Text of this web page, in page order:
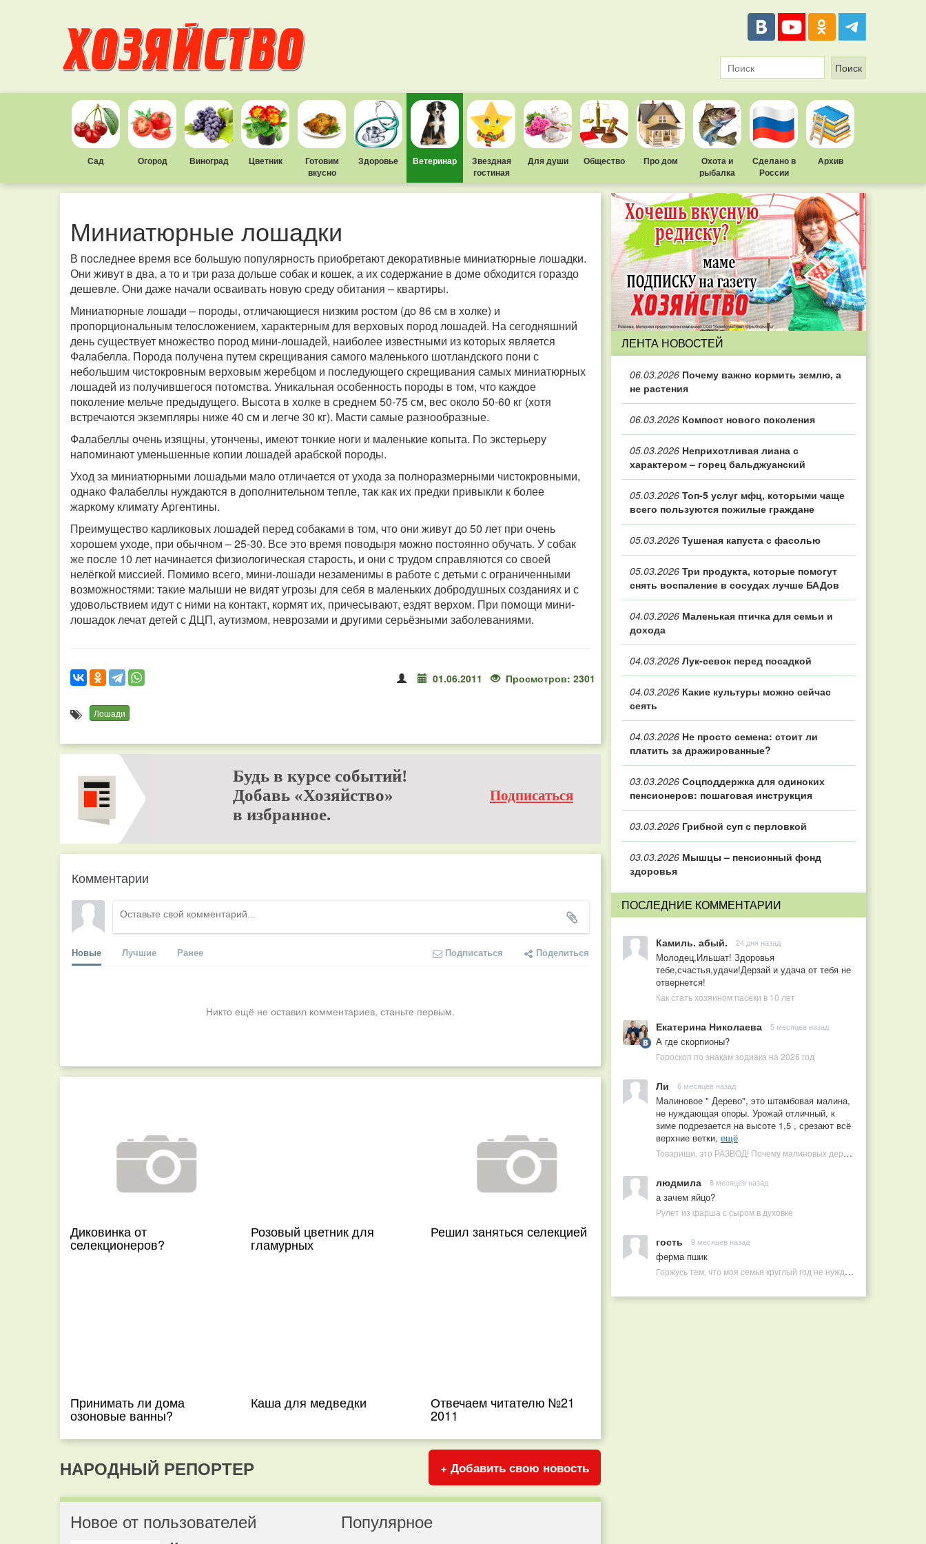
Сад Огород Виноград Цветник
Готовим
вкусно
Здоровье Ветеринар
Звездная
гостиная
Для души Общество Про дом
Охота и
рыбалка
Сделано в
России
Архив
Миниатюрные лошадки
В последнее время все большую популярность приобретают декоративные миниатюрные лошадки.
Они живут в два, а то и три раза дольше собак и кошек, а их содержание в доме обходится гораздо
дешевле. Они даже начали осваивать новую среду обитания – квартиры.
Миниатюрные лошади – породы, отличающиеся низким ростом (до 86 см в холке) и
пропорциональным телосложением, характерным для верховых пород лошадей. На сегодняшний
день существует множество пород мини-лошадей, наиболее известными из которых является
Фалабелла. Порода получена путем скрещивания самого маленького шотландского пони с
небольшим чистокровным верховым жеребцом и последующего скрещивания самых миниатюрных
лошадей из получившегося потомства. Уникальная особенность породы в том, что каждое
поколение мельче предыдущего. Высота в холке в среднем 50-75 см, вес около 50-60 кг (хотя
встречаются экземпляры ниже 40 см и легче 30 кг). Масти самые разнообразные.
Фалабеллы очень изящны, утончены, имеют тонкие ноги и маленькие копыта. По экстерьеру
напоминают уменьшенные копии лошадей арабской породы.
Уход за миниатюрными лошадьми мало отличается от ухода за полноразмерными чистокровными,
однако Фалабеллы нуждаются в дополнительном тепле, так как их предки привыкли к более
жаркому климату Аргентины.
Преимущество карликовых лошадей перед собаками в том, что они живут до 50 лет при очень
хорошем уходе, при обычном – 25-30. Все это время поводыря можно постоянно обучать. У собак
же после 10 лет начинается физиологическая старость, и они с трудом справляются со своей
нелёгкой миссией. Помимо всего, мини-лошади незаменимы в работе с детьми с ограниченными
возможностями: такие малыши не видят угрозы для себя в маленьких добродушных созданиях и с
удовольствием идут с ними на контакт, кормят их, причесывают, ездят верхом. При помощи мини-
лошадок лечат детей с ДЦП, аутизмом, неврозами и другими серьёзными заболеваниями.
01.06.2011 Просмотров: 2301
Лошади
Будь в курсе событий!
Добавь «Хозяйство»
в избранное.
Подписаться
Комментарии
Новые Лучшие Ранее Подписаться Поделиться
Никто ещё не оставил комментариев, станьте первым.
Диковинка от
селекционеров?
Розовый цветник для
гламурных
Решил заняться селекцией
Принимать ли дома
озоновые ванны?
Каша для медведки Отвечаем читателю №21
2011
НАРОДНЫЙ РЕПОРТЕР + Добавить свою новость
Новое от пользователей Популярное
ЛЕНТА НОВОСТЕЙ
06.03.2026 Почему важно кормить землю, а
не растения
06.03.2026 Компост нового поколения
05.03.2026 Неприхотливая лиана с
характером – горец бальджуанский
05.03.2026 Топ‑5 услуг мфц, которыми чаще
всего пользуются пожилые граждане
05.03.2026 Тушеная капуста с фасолью
05.03.2026 Три продукта, которые помогут
снять воспаление в сосудах лучше БАДов
04.03.2026 Маленькая птичка для семьи и
дохода
04.03.2026 Лук-севок перед посадкой
04.03.2026 Какие культуры можно сейчас
сеять
04.03.2026 Не просто семена: стоит ли
платить за дражированные?
03.03.2026 Соцподдержка для одиноких
пенсионеров: пошаговая инструкция
03.03.2026 Грибной суп с перловкой
03.03.2026 Мышцы – пенсионный фонд
здоровья
ПОСЛЕДНИЕ КОММЕНТАРИИ
Камиль. абый. 24 дня назад
Молодец,Ильшат! Здоровья
тебе,счастья,удачи!Дерзай и удача от тебя не
отвернется!
Как стать хозяином пасеки в 10 лет
Екатерина Николаева 5 месяцев назад
А где скорпионы?
Гороскоп по знакам зодиака на 2026 год
Ли 6 месяцев назад
Малиновое " Дерево", это штамбовая малина,
не нуждающая опоры. Урожай отличный, к
зиме подрезается на высоте 1,5 , срезают всё
верхние ветки, ещё
Товарищи, это РАЗВОД! Почему малиновых деревьев не бывает, или Как ушлые продавцы наживаются на мечтах садоводов
людмила 8 месяцев назад
а зачем яйцо?
Рулет из фарша с сыром в духовке
гость 9 месяцев назад
ферма пшик
Горжусь тем, что моя семья круглый год не нуждается в покупных витаминах